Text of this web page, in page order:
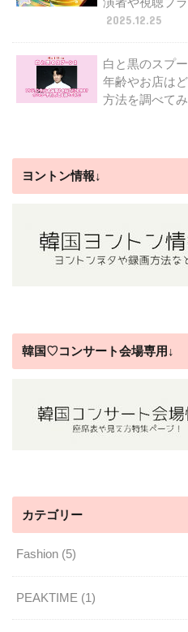
2025.12.25
白と黒のスプ
年齢やお店は
方法を調べてみ
ヨントン情報↓
韓国♡コンサート会場専用↓
カテゴリー
Fashion (5)
PEAKTIME (1)